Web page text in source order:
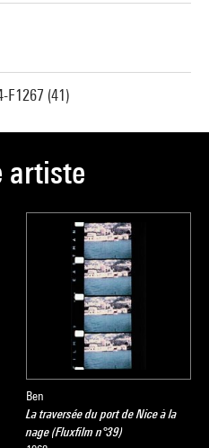
F1267 (41)
artiste
Ben
La traversée du port de Nice à la
nage (Fluxfilm n°39)